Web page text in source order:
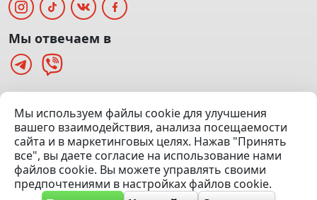
(Офис: 5 этаж | Осмотр авто: 5 этаж)
Посмотреть на карте
© 2020 — 2026 VION.BY — Продажа, выкуп и обмен | УНП
192961100 |Эвакуатор Минск
Мы используем файлы cookie для улучшения
вашего взаимодействия, анализа посещаемости
сайта и в маркетинговых целях. Нажав "Принять
все", вы даете согласие на использование нами
файлов cookie. Вы можете управлять своими
предпочтениями в настройках файлов cookie.
Мы отвечаем в